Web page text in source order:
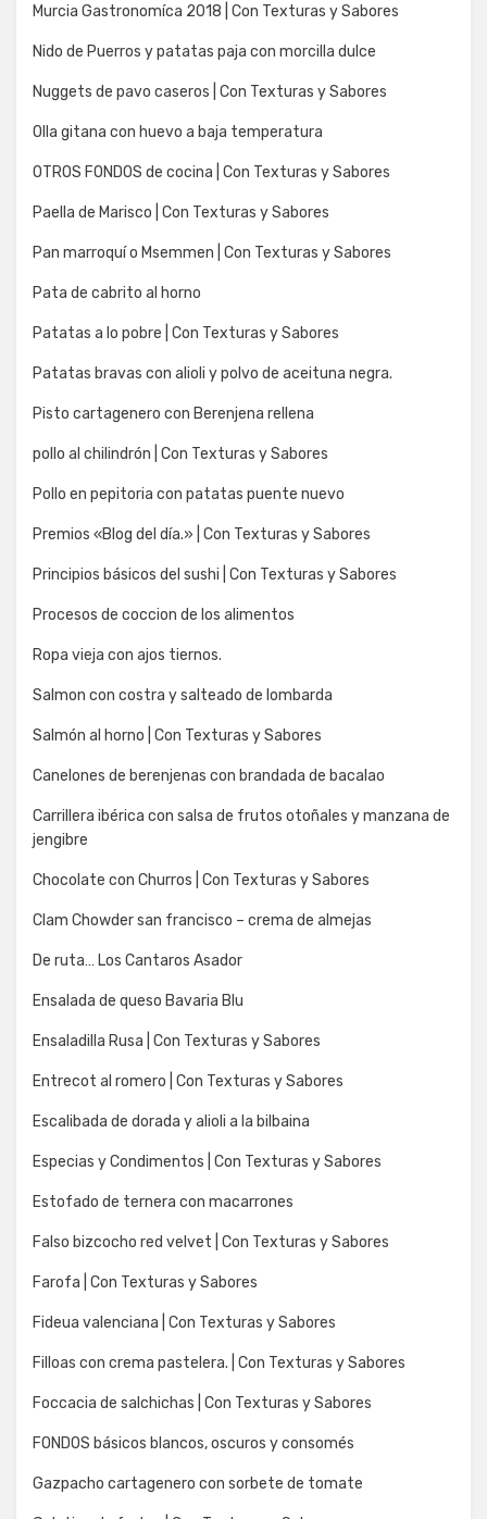
Murcia Gastronomíca 2018 | Con Texturas y Sabores
Nido de Puerros y patatas paja con morcilla dulce
Nuggets de pavo caseros | Con Texturas y Sabores
Olla gitana con huevo a baja temperatura
OTROS FONDOS de cocina | Con Texturas y Sabores
Paella de Marisco | Con Texturas y Sabores
Pan marroquí o Msemmen | Con Texturas y Sabores
Pata de cabrito al horno
Patatas a lo pobre | Con Texturas y Sabores
Patatas bravas con alioli y polvo de aceituna negra.
Pisto cartagenero con Berenjena rellena
pollo al chilindrón | Con Texturas y Sabores
Pollo en pepitoria con patatas puente nuevo
Premios «Blog del día.» | Con Texturas y Sabores
Principios básicos del sushi | Con Texturas y Sabores
Procesos de coccion de los alimentos
Ropa vieja con ajos tiernos.
Salmon con costra y salteado de lombarda
Salmón al horno | Con Texturas y Sabores
Canelones de berenjenas con brandada de bacalao
Carrillera ibérica con salsa de frutos otoñales y manzana de
jengibre
Chocolate con Churros | Con Texturas y Sabores
Clam Chowder san francisco – crema de almejas
De ruta… Los Cantaros Asador
Ensalada de queso Bavaria Blu
Ensaladilla Rusa | Con Texturas y Sabores
Entrecot al romero | Con Texturas y Sabores
Escalibada de dorada y alioli a la bilbaina
Especias y Condimentos | Con Texturas y Sabores
Estofado de ternera con macarrones
Falso bizcocho red velvet | Con Texturas y Sabores
Farofa | Con Texturas y Sabores
Fideua valenciana | Con Texturas y Sabores
Filloas con crema pastelera. | Con Texturas y Sabores
Foccacia de salchichas | Con Texturas y Sabores
FONDOS básicos blancos, oscuros y consomés
Gazpacho cartagenero con sorbete de tomate